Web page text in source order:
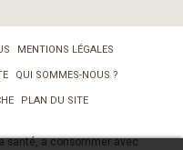
MENTIONS LÉGALES
QUI SOMMES-NOUS ?
PLAN DU SITE
santé, a consommer avec